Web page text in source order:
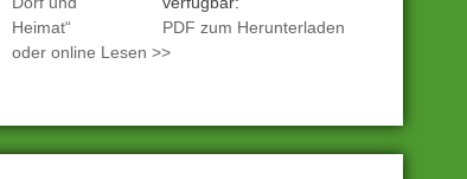
PDF zum Herunterladen
oder online Lesen >>